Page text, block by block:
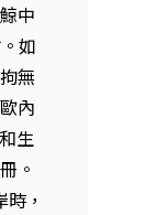
中
如
無
內
生
。
，